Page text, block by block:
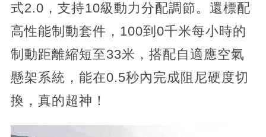
式2.0，支持10級動力分配調節。還標配
高性能制動套件，100到0千米每小時的
制動距離縮短至33米，搭配自適應空氣
懸架系統，能在0.5秒內完成阻尼硬度切
換，真的超神！